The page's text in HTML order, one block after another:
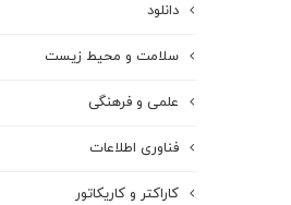
دانلود
سلامت و محیط زیست
علمی و فرهنگی
فناوری اطلاعات
کاراکتر و کاریکاتور